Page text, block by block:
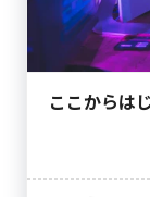
ここからは